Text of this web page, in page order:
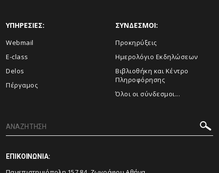
ΥΠΗΡΕΣΙΕΣ:
Webmail
E-class
Delos
Πέργαμος
ΣΥΝΔΕΣΜΟΙ:
Προκηρύξεις
Ημερολόγιο Εκδηλώσεων
Βιβλιοθήκη και Κέντρο
Πληροφόρησης
Όλοι οι σύνδεσμοι...
ΕΠΙΚΟΙΝΩΝΙΑ: